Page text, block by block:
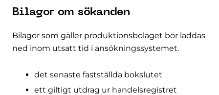
Bilagor om sökanden
Bilagor som gäller produktionsbolaget bör laddas
ned inom utsatt tid i ansökningssystemet.
det senaste fastställda bokslutet
ett giltigt utdrag ur handelsregistret